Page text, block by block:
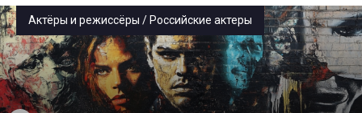
Актёры и режиссёры / Российские актеры